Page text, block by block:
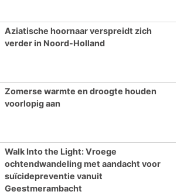
Aziatische hoornaar verspreidt zich
verder in Noord-Holland
Zomerse warmte en droogte houden
voorlopig aan
Walk Into the Light: Vroege
ochtendwandeling met aandacht voor
suïcidepreventie vanuit
Geestmerambacht